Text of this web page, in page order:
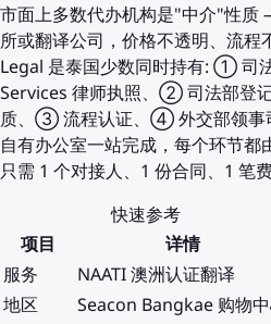
市面上多数代办机构是"中介"性质
所或翻译公司，价格不透明、流程
Legal 是泰国少数同时持有: ① 司
Services 律师执照、② 司法部登
质、③ 流程认证、④ 外交部领事
自有办公室一站完成，每个环节
只需 1 个对接人、1 份合同、1 笔
快速参考
项目
详情
服务
NAATI 澳洲认证翻译
地区
Seacon Bangkae 购物